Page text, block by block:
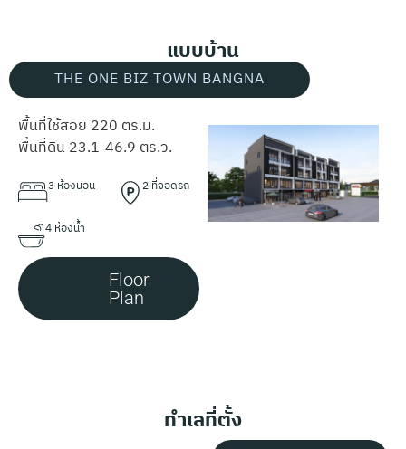
แบบบ้าน
THE ONE BIZ TOWN BANGNA
พื้นที่ใช้สอย 220 ตร.ม.
พื้นที่ดิน 23.1-46.9 ตร.ว.
3 ห้องนอน 2 ที่จอดรถ
4 ห้องน้ำ
Floor
Plan
ทำเลที่ตั้ง